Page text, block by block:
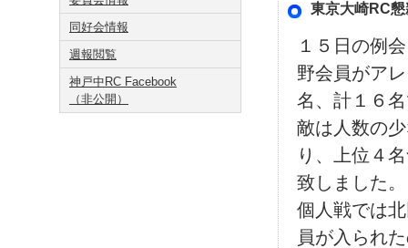
東京大崎RC
１５日の例
野会員がア
名、計１６
敵は人数の
り、上位４
致しました
個人戦では
員が入られ
同好会情報
週報閲覧
神戸中RC Facebook
（非公開）